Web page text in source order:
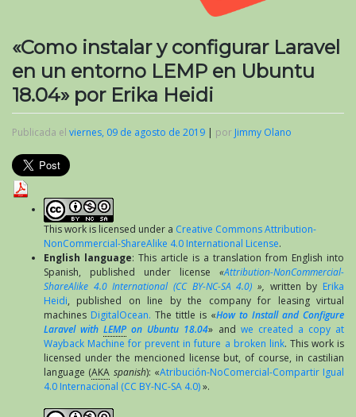
«Como instalar y configurar Laravel
en un entorno LEMP en Ubuntu
18.04» por Erika Heidi
Publicada el viernes, 09 de agosto de 2019 | por Jimmy Olano
This work is licensed under a Creative Commons Attribution-
NonCommercial-ShareAlike 4.0 International License.
English language: This article is a translation from English into
Spanish, published under license «Attribution-NonCommercial-
ShareAlike 4.0 International (CC BY-NC-SA 4.0) », written by Erika
Heidi, published on line by the company for leasing virtual
machines DigitalOcean. The tittle is «How to Install and Configure
Laravel withLEMP on Ubuntu 18.04» and we created a copy at
Wayback Machine for prevent in future a broken link. This work is
licensed under the mencioned license but, of course, in castilian
language (AKA spanish): «Atribución-NoComercial-Compartir Igual
4.0 Internacional (CC BY-NC-SA 4.0)».